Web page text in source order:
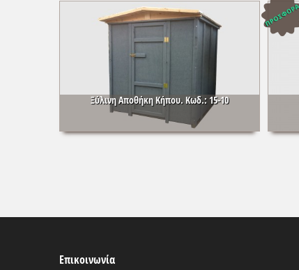
Ξύλινη Αποθήκη Κήπου. Κωδ.: 15-10
Επικοινωνία